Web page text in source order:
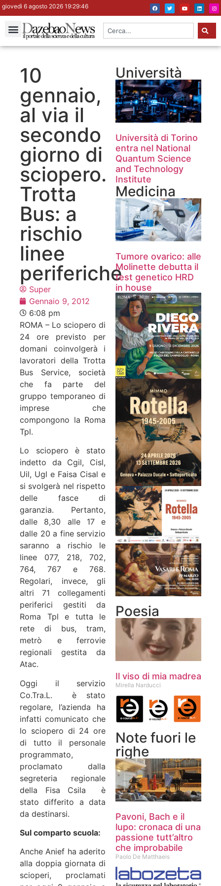
giovedì 6 agosto 2026 19:29:47
10
gennaio,
al via il
secondo
giorno di
sciopero.
Trotta
Bus: a
rischio
linee
periferiche
Super
Gennaio 9, 2012
6:08 pm
ROMA – Lo sciopero di
24 ore previsto per
domani coinvolgerà i
lavoratori della Trotta
Bus Service, società
che fa parte del
gruppo temporaneo di
imprese che
compongono la Roma
Tpl.
Lo sciopero è stato
indetto da Cgil, Cisl,
Uil, Ugl e Faisa Cisal e
si svolgerà nel rispetto
delle fasce di
garanzia. Pertanto,
dalle 8,30 alle 17 e
dalle 20 a fine servizio
saranno a rischio le
linee 077, 218, 702,
764, 767 e 768.
Regolari, invece, gli
altri 71 collegamenti
periferici gestiti da
Roma Tpl e tutta le
rete di bus, tram,
metrò e ferrovie
regionali gestita da
Atac.
Oggi il servizio
Co.Tra.L. è stato
regolare, l’azienda ha
infatti comunicato che
lo sciopero di 24 ore
di tutto il personale
programmato,
proclamato dalla
segreteria regionale
della Fisa Csila è
stato differito a data
da destinarsi.
Sul comparto scuola:
Anche Anief ha aderito
alla doppia giornata di
scioperi, proclamati
Università
Università di Torino
entra nel National
Quantum Science
and Technology
Institute
Medicina
Tumore ovarico: alle
Molinette debutta il
test genetico HRD
in house
Poesia
Il viso di mia madrea
Mirella Narducci
Note fuori le
righe
Pavoni, Bach e il
lupo: cronaca di una
passione tutt’altro
che improbabile
Paolo De Matthaeis